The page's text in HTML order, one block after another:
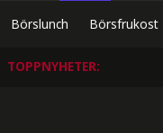
Börslunch Börsfrukost
TOPPNYHETER: